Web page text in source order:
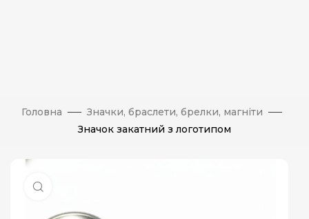
Головна
Значки, браслети, брелки, магніти
Значок закатний з логотипом